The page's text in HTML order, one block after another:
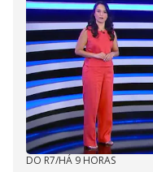
DO R7/HÁ 9 HORAS